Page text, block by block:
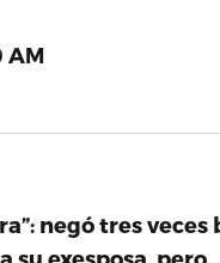
AM
negó tres
su exesposa, pero…